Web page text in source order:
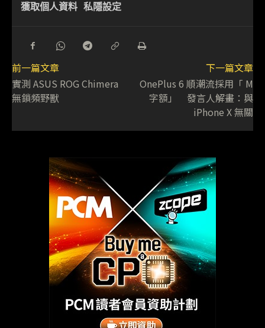
獲取個人資料 私隱設定
前一篇文章
實測 ASUS ROG Chimera
無鎖頻野獸
下一篇文章
OnePlus 6 順潮流採用「 M
字額」 發言人解畫：與
iPhone X 無關